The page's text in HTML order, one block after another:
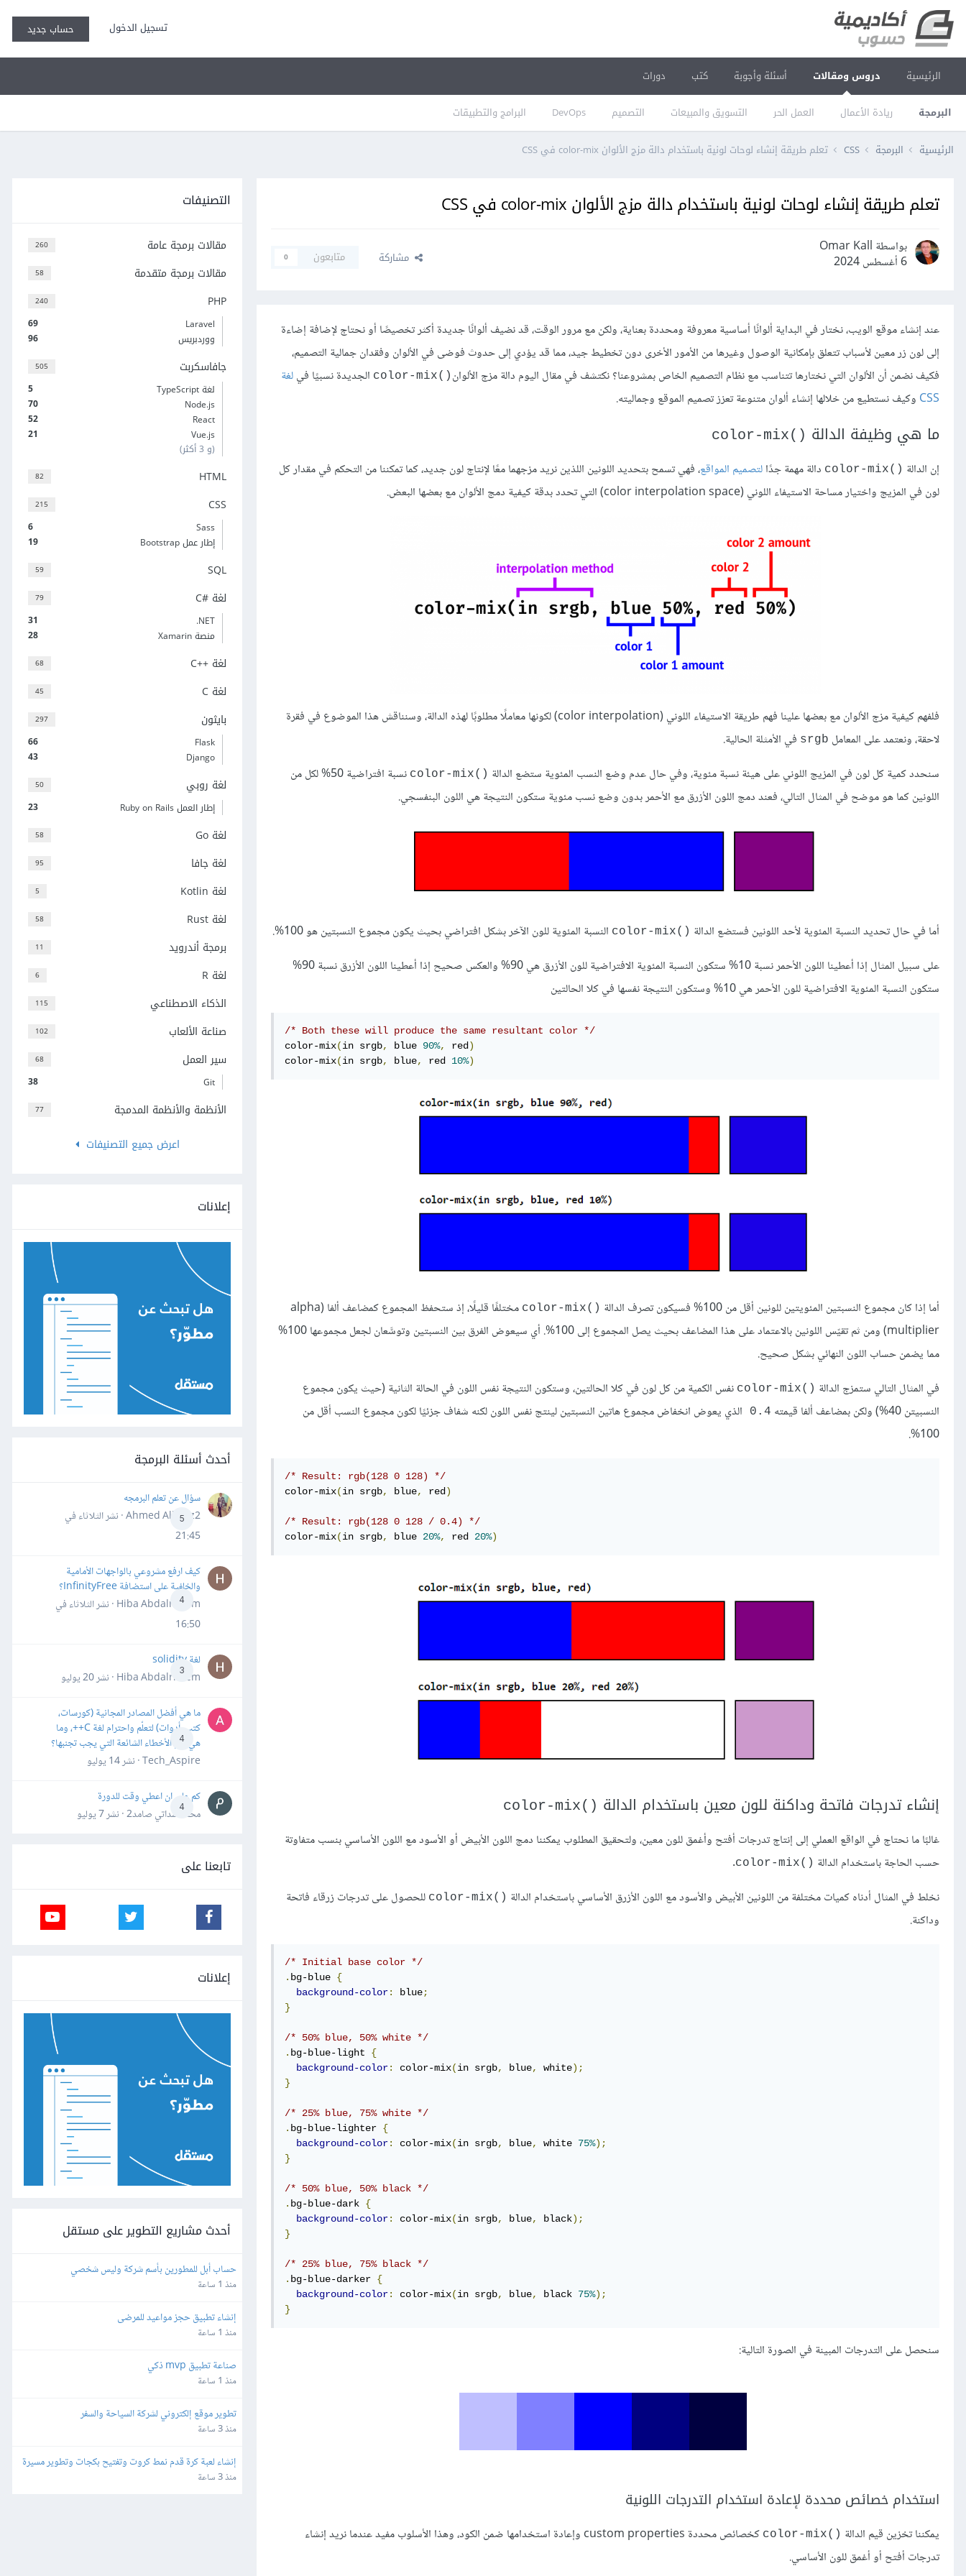
تسجيل الدخول حساب جديد
الرئيسية دروس ومقالات
البرمجة ريادة الأعمال العمل الحر التسويق والمبيعات التصميم DevOps البرامج والتطبيقات
أسئلة وأجوبة كتب دورات
الرئيسية البرمجة CSS تعلم طريقة إنشاء لوحات لونية باستخدام دالة مزج الألوان color-mix في CSS
تعلم طريقة إنشاء لوحات لونية باستخدام دالة مزج الألوان color-mix في CSS
بواسطة Omar Kall
6 أغسطس 2024
مشاركة متابعون 0
عند إنشاء موقع الويب، نختار في البداية ألوانًا أساسية معروفة ومحددة بعناية، ولكن مع مرور الوقت، قد نضيف ألوانًا جديدة أكثر تخصيصًا أو نحتاج لإضافة إضاءة
إلى لون زر معين لأسباب تتعلق بإمكانية الوصول وغيرها من الأمور الأخرى دون تخطيط جيد، مما قد يؤدي إلى حدوث فوضى في الألوان وفقدان جمالية التصميم،
فكيف نضمن أن الألوان التي نختارها تتناسب مع نظام التصميم الخاص بمشروعنا؟ نكتشف في مقال اليوم دالة مزج الألوان ()color-mix الجديدة نسبيًا فيلغة
CSS وكيف نستطيع من خلالها إنشاء ألوان متنوعة تعزز تصميم الموقع وجماليته.
ما هي وظيفة الدالة ()color-mix
إن الدالة ()color-mix دالة مهمة جدًالتصميم المواقع، فهي تسمح بتحديد اللونين اللذين نريد مزجهما معًا لإنتاج لون جديد، كما تمكننا من التحكم في مقدار كل
لون في المزيج واختيار مساحة الاستيفاء اللوني (color interpolation space) التي تحدد بدقة كيفية دمج الألوان مع بعضها البعض.
فلفهم كيفية مزج الألوان مع بعضها علينا فهم طريقة الاستيفاء اللوني (color interpolation) لكونها معاملًا مطلوبًا لهذه الدالة، وسنناقش هذا الموضوع في فقرة
لاحقة، ونعتمد على المعامل srgb في الأمثلة الحالية.
سنحدد كمية كل لون في المزيج اللوني على هيئة نسبة مئوية، وفي حال عدم وضع النسب المئوية ستضع الدالة ()color-mix
نسبة افتراضية 50% لكل من
اللونين كما هو موضح في المثال التالي، فعند دمج اللون الأزرق مع الأحمر بدون وضع نسب مئوية ستكون النتيجة هي اللون البنفسجي.
أما في حال تحديد النسبة المئوية لأحد اللونين فستضع الدالة ()color-mix
النسبة المئوية للون الآخر بشكل افتراضي بحيث يكون مجموع النسبتين هو 100%.
على سبيل المثال إذا أعطينا اللون الأحمر نسبة 10% ستكون النسبة المئوية الافتراضية للون الأزرق هي 90% والعكس صحيح إذا أعطينا اللون الأزرق نسبة 90%
ستكون النسبة المئوية الافتراضية للون الأحمر هي 10% وستكون النتيجة نفسها في كلا الحالتين
/* Both these will produce the same resultant color */
color-mix(in srgb, blue 90%, red)
color-mix(in srgb, blue, red 10%)
أما إذا كان مجموع النسبتين المئويتين للونين أقل من 100% فسيكون تصرف الدالة ()color-mix
مختلفًا قليلًا، إذ ستحفظ المجموع كمضاعف ألفا (alpha
multiplier) ومن ثم تقيّس اللونين بالاعتماد على هذا المضاعف بحيث يصل المجموع إلى 100%. أي سيعوض الفرق بين النسبتين وتوسَّعان لجعل مجموعها 100%
مما يضمن حساب اللون النهائي بشكل صحيح.
في المثال التالي ستمزج الدالة ()color-mix
نفس الكمية من كل لون في كلا الحالتين، وستكون النتيجة نفس اللون في الحالة الثانية (حيث يكون مجموع
النسبيتن 40%) ولكن بمضاعف ألفا قيمته
0.4
الذي يعوض انخفاض مجموع هاتين النسبتين لينتج نفس اللون لكنه شفاف جزئيًا لكون مجموع النسب أقل من
100%.
/* Result: rgb(128 0 128) */
color-mix(in srgb, blue, red )
/* Result: rgb(128 0 128 / 0.4) */
color-mix(in srgb, blue 20%, red 20%)
إنشاء تدرجات فاتحة وداكنة للون معين باستخدام الدالة ()color-mix
غالبًا ما نحتاج في الواقع العملي إلى إنتاج تدرجات أفتح وأغمق للون معين، ولتحقيق المطلوب يمكننا دمج اللون الأبيض أو الأسود مع اللون الأساسي بنسب متفاوتة
حسب الحاجة باستخدام الدالة ()color-mix
.
نخلط في المثال أدناه كميات مختلفة من اللونين الأبيض والأسود مع اللون الأزرق الأساسي باستخدام الدالة ()color-mix
للحصول على تدرجات زرقاء فاتحة
وداكنة.
/* Initial base color */
. bg-blue {
background-color: blue;
}
/* 50% blue, 50% white */
. bg-blue-light {
background-color: color-mix(in srgb, blue, white);
}
/* 25% blue, 75% white */
. bg-blue-lighter {
background-color: color-mix(in srgb, blue, white 75%);
}
/* 50% blue, 50% black */
. bg-blue-dark {
background-color: color-mix(in srgb, blue, black);
}
/* 25% blue, 75% black */
. bg-blue-darker {
background-color: color-mix(in srgb, blue, black 75%);
}
سنحصل على التدرجات المبينة في الصورة التالية:
استخدام خصائص محددة لإعادة استخدام التدرجات اللونية
يمكننا تخزين قيم الدالة ()color-mix
كخصائص محددة custom properties وإعادة استخدامها ضمن الكود، وهذا الأسلوب مفيد عندما نريد إنشاء
تدرجات أفتح أو أغمق للون الأساسي.
التصنيفات
260 مقالات برمجة عامة
58 مقالات برمجة متقدمة
240 PHP
69
Laravel
96
ووردبريس
505 جافاسكربت
5
لغة TypeScript
70
Node.js
52
React
21
Vue.js
(و 3 أكثر)
82 HTML
215 CSS
6
Sass
19
إطار عمل Bootstrap
59 SQL
79 لغة C#‎
31
‎.NET
28
منصة Xamarin
68 لغة C++‎
45 لغة C
297 بايثون
66
Flask
43
Django
50 لغة روبي
23 إطار العمل Ruby on Rails
58 لغة Go
95 لغة جافا
5 لغة Kotlin
58 لغة Rust
11 برمجة أندرويد
6 لغة R
115 الذكاء الاصطناعي
102 صناعة الألعاب
68 سير العمل
38 Git
77
الأنظمة والأنظمة المدمجة
اعرض جميع التصنيفات
إعلانات
أحدث أسئلة البرمجة
5
سؤال عن تعلم البرمجه
Ahmed Alhafiz2 · نشر
الثلاثاء في
21:45
4
كيف ارفع مشروعي بالواجهات الأمامية
والخلفية على استضافة InfinityFree؟
Hiba Abdalrheem · نشر
الثلاثاء في
16:50
3
لغة solidity
Hiba Abdalrheem · نشر
20 يوليو
4
ما هي أفضل المصادر المجانية (كورسات،
كتب، أدوات) لتعلّم واحترام لغة C++، وما
هي أهم الأخطاء الشائعة التي يجب تجنبها؟
Tech_Aspire · نشر
14 يوليو
4
كم علي ان اعطي وقت للدورة
محمد سداتي صامد2 · نشر
7 يوليو
تابعنا على
إعلانات
أحدث مشاريع التطوير على مستقل
حساب أبل للمطورين بأسم شركة وليس شخصي
منذ 1 ساعة
إنشاء تطبيق حجز مواعيد للمرضى
منذ 1 ساعة
صناعة تطبيق mvp ذكي
منذ 1 ساعة
تطوير موقع إلكتروني لشركة السياحة والسفر
منذ 3 ساعة
لاعب للهواتف
منذ 3 ساعة